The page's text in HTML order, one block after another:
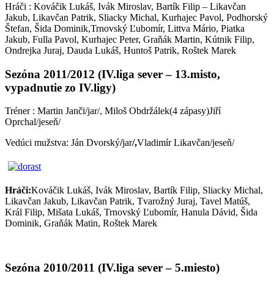
Hráči : Kováčik Lukáš, Ivák Miroslav, Bartík Filip – Likavčan
Jakub, Likavčan Patrik, Sliacky Michal, Kurhajec Pavol, Podhorský
Štefan, Šida Dominik,Trnovský Ľubomír, Littva Mário, Piatka
Jakub, Fulla Pavol, Kurhajec Peter, Graňák Martin, Kútnik Filip,
Ondrejka Juraj, Dauda Lukáš, Huntoš Patrik, Roštek Marek
Sezóna 2011/2012 (IV.liga sever – 13.misto,
vypadnutie zo IV.ligy)
Tréner : Martin Janči/jar/, Miloš Obdržálek(4 zápasy)Jiří
Oprchal/jeseň/
Vedúci mužstva: Ján Dvorský/jar/,Vladimír Likavčan/jeseň/
Hráči:Kováčik Lukáš, Ivák Miroslav, Bartík Filip, Sliacky Michal,
Likavčan Jakub, Likavčan Patrik, Tvarožný Juraj, Tavel Matúš,
Král Filip, Mišata Lukáš, Trnovský Ľubomír, Hanula Dávid, Šida
Dominik, Graňák Matin, Roštek Marek
Sezóna 2010/2011 (IV.liga sever – 5.miesto)